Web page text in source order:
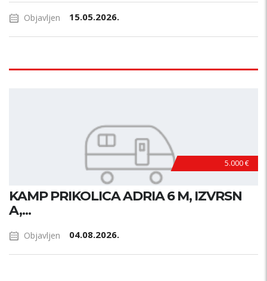
Objavljen 15.05.2026.
5.000 €
KAMP PRIKOLICA ADRIA 6 M, IZVRSN
A,...
Objavljen 04.08.2026.